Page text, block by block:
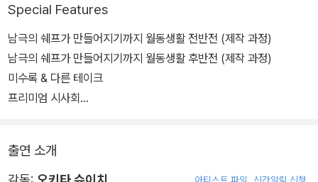
기상학자 대장님, 빙하학자 모토, 빙하팀원 니이얀, 차량 담당 주임,
대기학자 히라, 통신 담당 본, 의료담당 닥터, 그리고 니시무라는 매일
매일 대원들에게 맛있는 음식을 선사하는 조리담당이다.
는 고된 작업으로 지쳐가는 그들에게 무엇보다 힘든 건, 보고 싶어도
볼 수 없는 사랑하는 아내와 아이들, 그리고 집에 대한 그리움이 사무
Special Features
남극의 쉐프가 만들어지기까지 월동생활 전반전 (제작 과정)
남극의 쉐프가 만들어지기까지 월동생활 후반전 (제작 과정)
미수록 & 다른 테이크
프리미엄 시사회
남극의 쉐프 음악 제작 과정
가족의 테마
출연 소개